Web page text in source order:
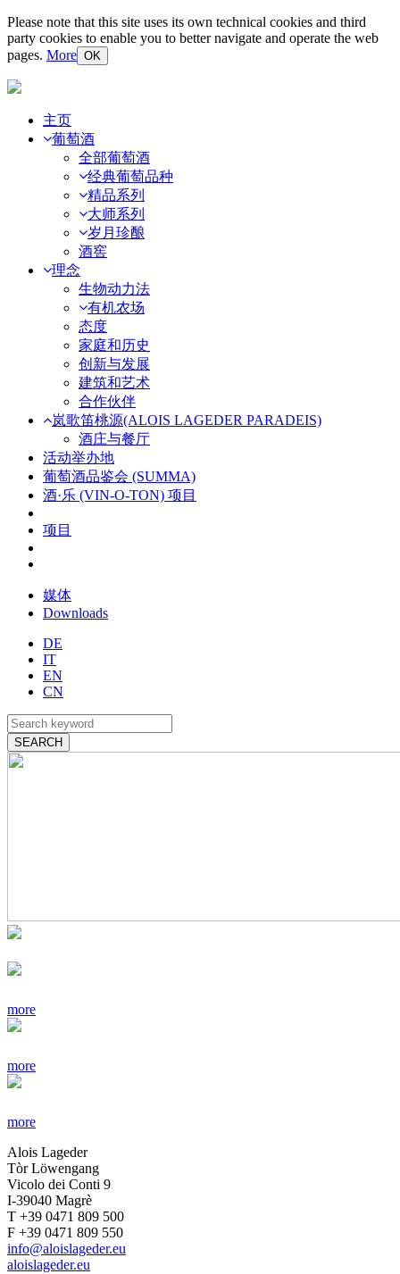
Please note that this site uses its own technical cookies and third
party cookies to enable you to better navigate and operate the web
pages. More OK
主页
葡萄酒
全部葡萄酒
经典葡萄品种
精品系列
大师系列
岁月珍酿
酒窖
理念
生物动力法
有机农场
态度
家庭和历史
创新与发展
建筑和艺术
合作伙伴
岚歌笛桃源(ALOIS LAGEDER PARADEIS)
酒庄与餐厅
活动举办地
葡萄酒品鉴会 (SUMMA)
酒·乐 (VIN-O-TON) 项目
项目
媒体
Downloads
DE
IT
EN
CN
more
more
more
Alois Lageder
Tòr Löwengang
Vicolo dei Conti 9
I-39040 Magrè
T +39 0471 809 500
F +39 0471 809 550
info@aloislageder.eu
aloislageder.eu